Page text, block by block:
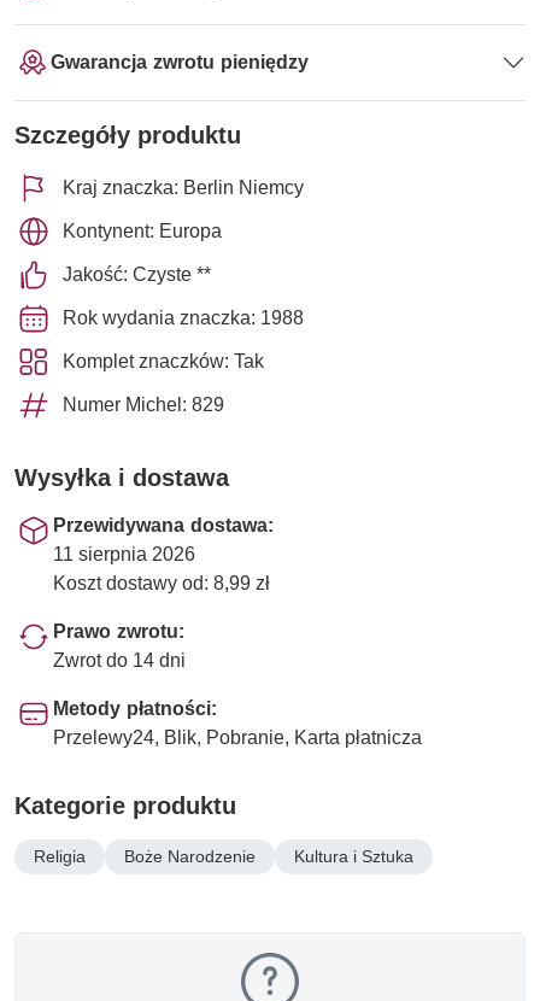
Gwarancja zwrotu pieniędzy
Szczegóły produktu
Kraj znaczka: Berlin Niemcy
Kontynent: Europa
Jakość: Czyste **
Rok wydania znaczka: 1988
Komplet znaczków: Tak
Numer Michel: 829
Wysyłka i dostawa
Przewidywana dostawa:
11 sierpnia 2026
Koszt dostawy od: 8,99 zł
Prawo zwrotu:
Zwrot do 14 dni
Metody płatności:
Przelewy24, Blik, Pobranie, Karta płatnicza
Kategorie produktu
Religia Boże Narodzenie Kultura i Sztuka